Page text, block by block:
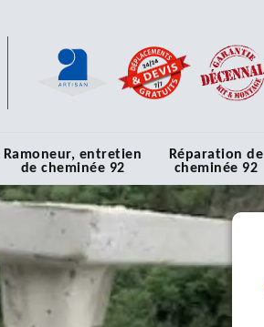
Ramoneur, entretien
de cheminée 92
Réparation de
cheminée 92